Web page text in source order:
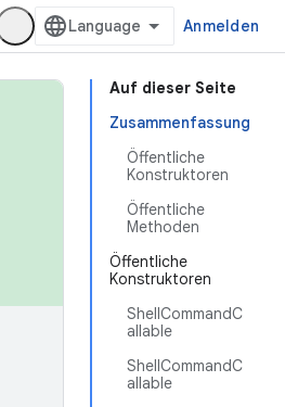
Anmelden
Auf dieser Seite
Zusammenfassung
Öffentliche
Konstruktoren
Öffentliche
Methoden
Öffentliche
Konstruktoren
ShellCommandC
allable
ShellCommandC
allable